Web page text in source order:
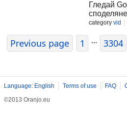
Гледай
category vid
Previous page 1 ... 3304
Language: English Terms of use FAQ
©2013 Oranjo.eu